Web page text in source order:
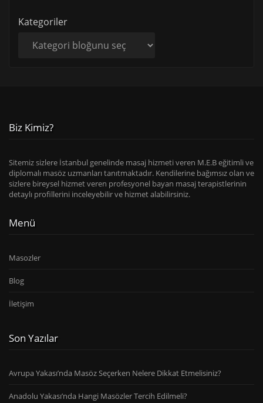
Kategoriler
Biz Kimiz?
Sitemiz sizlere İstanbul genelinde masaj hizmeti veren M.E.B eğitimli ve
diplomalı masöz uzmanları tanıtmaktadır. Kendilerine bağımsız olan ve
sizlere bireysel hizmet veren profesyonel bayan masaj terapistlerinin
detaylı profillerini inceleyebilir ve hizmet alabilirsiniz.
Menü
Masozler
Blog
İletişim
Son Yazılar
Avrupa Yakası’nda Masöz Seçerken Nelere Dikkat Etmelisiniz?
Anadolu Yakası’nda Hangi Masözler Tercih Edilmeli?